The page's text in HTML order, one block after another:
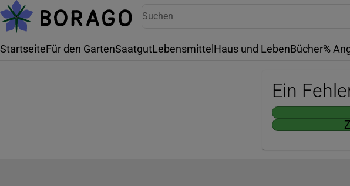
StartseiteFür den GartenSaatgutLebensmittel Haus und LebenBücher%
Ein